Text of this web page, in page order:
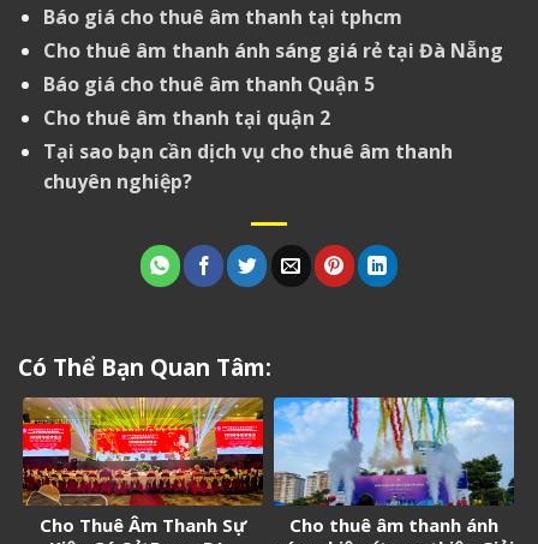
Báo giá cho thuê âm thanh tại tphcm
Cho thuê âm thanh ánh sáng giá rẻ tại Đà Nẵng
Báo giá cho thuê âm thanh Quận 5
Cho thuê âm thanh tại quận 2
Tại sao bạn cần dịch vụ cho thuê âm thanh
chuyên nghiệp?
Có Thể Bạn Quan Tâm:
Cho Thuê Âm Thanh Sự
Cho thuê âm thanh ánh